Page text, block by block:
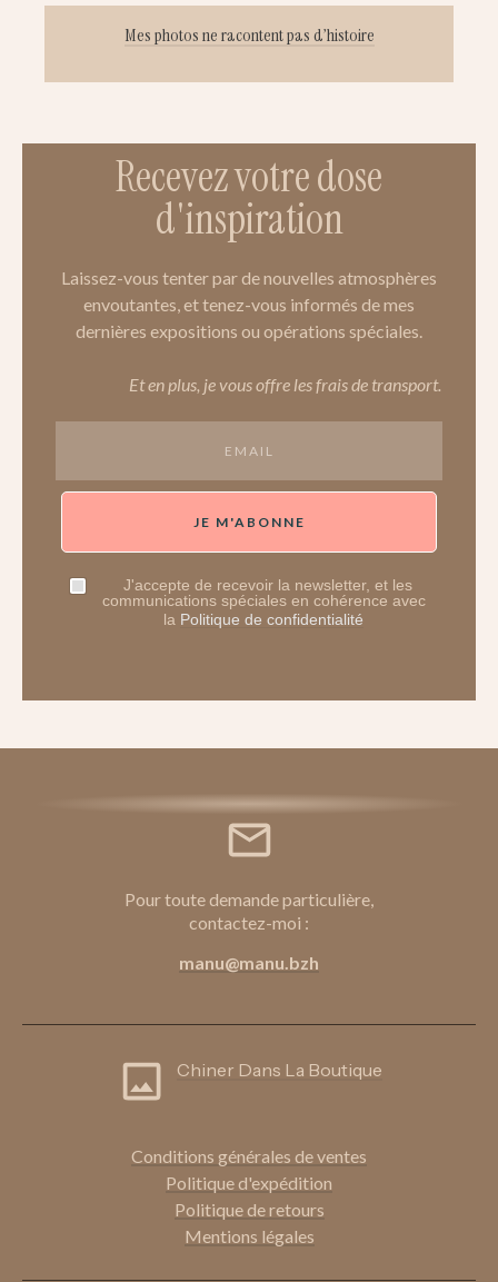
Mes photos ne racontent pas d’histoire
Recevez votre dose
d'inspiration
Laissez-vous tenter par de nouvelles atmosphères
envoutantes, et tenez-vous informés de mes
dernières expositions ou opérations spéciales.
Et en plus, je vous offre les frais de transport.
JE M'ABONNE
J'accepte de recevoir la newsletter, et les
communications spéciales en cohérence avec
la Politique de confidentialité
Pour toute demande particulière,
contactez-moi :
manu@manu.bzh
Chiner Dans La Boutique
Conditions générales de ventes
Politique d'expédition
Politique de retours
Mentions légales